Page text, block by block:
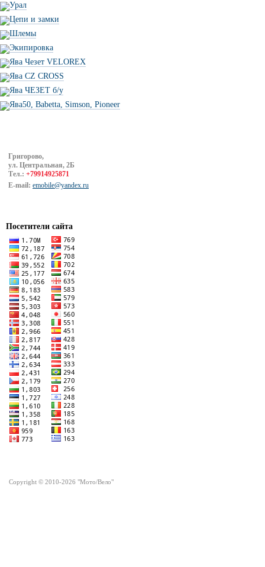
Урал
Цепи и замки
Шлемы
Экипировка
Ява Чезет VELOREX
Ява CZ CROSS
Ява ЧЕЗЕТ б/у
Ява50, Babetta, Simson, Pioneer
Григорово,
ул. Центральная, 2Б
Тел.: +79914925871
E-mail: emobile@yandex.ru
Посетители сайта
Copyright © 2010-2026 "Мото/Вело"